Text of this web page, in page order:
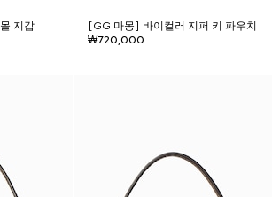
지갑
[GG 마몽] 바이컬러 지퍼 키 파우치
₩720,000